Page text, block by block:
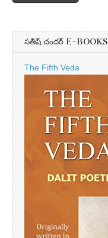
సతీష్ చందర్ E-BOOKS
The Fifth Veda